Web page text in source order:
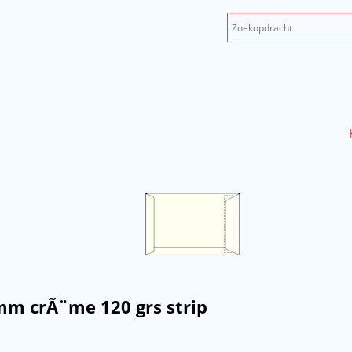
crÃ¨me 120 grs strip